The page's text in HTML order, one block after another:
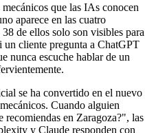
que las IAs conocen
aparece en las cuatro
de ellos solo son visibles para
cliente pregunta a ChatGPT
nunca escuche hablar de un
se ha convertido en el nuevo
Cuando alguien
recomiendas en Zaragoza?", las
y Claude responden con